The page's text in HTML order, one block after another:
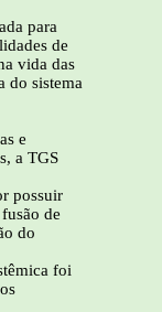
para
de
vida das
do sistema
e
a TGS
possuir
de
do
foi